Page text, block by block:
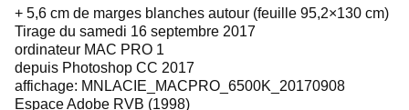
+ 5,6 cm de marges blanches autour (feuille 95,2×130 cm)
Tirage du samedi 16 septembre 2017
ordinateur MAC PRO 1
depuis Photoshop CC 2017
affichage: MNLACIE_MACPRO_6500K_20170908
Espace Adobe RVB (1998)